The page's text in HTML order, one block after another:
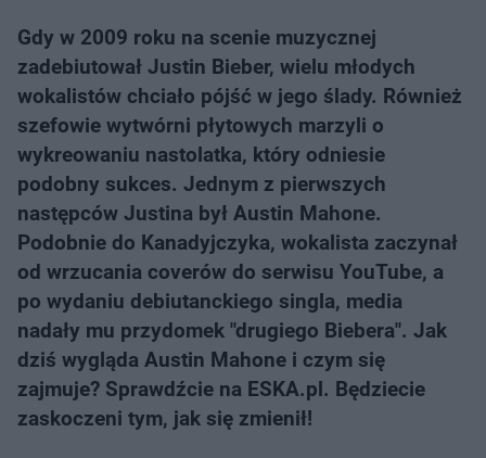
Gdy w 2009 roku na scenie muzycznej
zadebiutował Justin Bieber, wielu młodych
wokalistów chciało pójść w jego ślady. Również
szefowie wytwórni płytowych marzyli o
wykreowaniu nastolatka, który odniesie
podobny sukces. Jednym z pierwszych
następców Justina był Austin Mahone.
Podobnie do Kanadyjczyka, wokalista zaczynał
od wrzucania coverów do serwisu YouTube, a
po wydaniu debiutanckiego singla, media
nadały mu przydomek "drugiego Biebera". Jak
dziś wygląda Austin Mahone i czym się
zajmuje? Sprawdźcie na ESKA.pl. Będziecie
zaskoczeni tym, jak się zmienił!